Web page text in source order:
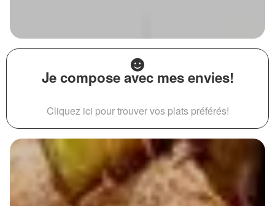
Je compose avec mes envies!
Cliquez ici pour trouver vos plats préférés!